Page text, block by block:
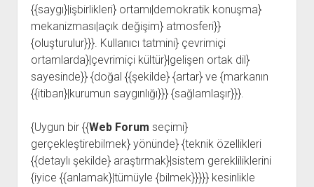
{{saygı}|işbirlikleri} ortamı|demokratik konuşma}
mekanizması|açık değişim} atmosferi}}
{oluşturulur}}}. Kullanıcı tatmini} çevrimiçi
ortamlarda}|çevrimiçi kültür}|gelişen ortak dil}
sayesinde}} {doğal {{şekilde} {artar} ve {markanın
{{itibarı}|kurumun saygınlığı}}} {sağlamlaşır}}}.
{Uygun bir {{Web Forum seçimi}
gerçekleştirebilmek} yönünde} {teknik özellikleri
{{detaylı şekilde} araştırmak}|sistem gerekliliklerini
{iyice {{anlamak}|tümüyle {bilmek}}}}} kesinlikle